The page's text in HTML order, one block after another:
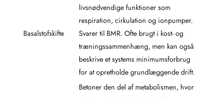
Basalstofskifte
livsnødvendige funktioner som
respiration, cirkulation og ionpumper.
Svarer til BMR. Ofte brugt i kost- og
træningssammenhæng, men kan også
beskrive et systems minimumsforbrug
for at opretholde grundlæggende drift.
Betoner den del af metabolismen, hvor